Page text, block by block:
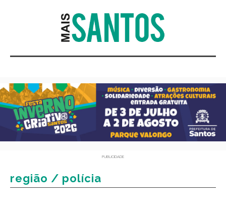
PUBLICIDADE
região / polícia